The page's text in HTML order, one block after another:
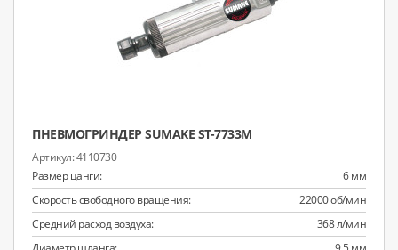
ПНЕВМОГРИНДЕР SUMAKE ST-7733M
4110730
Размер цанги:
6 мм
Скорость свободного вращения:
22000 об/мин
Средний расход воздуха:
368 л/мин